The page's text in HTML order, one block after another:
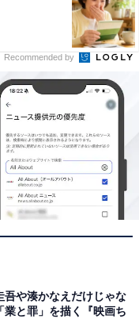
Recommended by
吾や湊かなえだけじゃな
業と罪」を描く『映画ち